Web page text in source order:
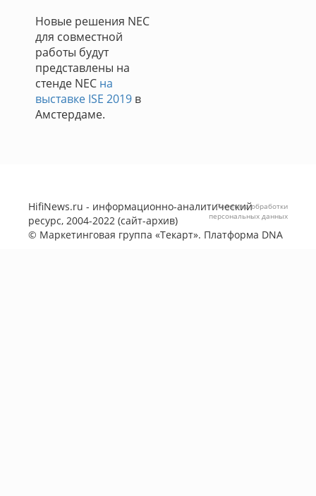
Новые решения NEC
для совместной
работы будут
представлены на
стенде NEC на
выставке ISE 2019 в
Амстердаме.
HifiNews.ru - информационно-аналитический
ресурс, 2004-2022 (сайт-архив)
© Маркетинговая группа «Текарт». Платформа DNA
Политика обработки
персональных данных